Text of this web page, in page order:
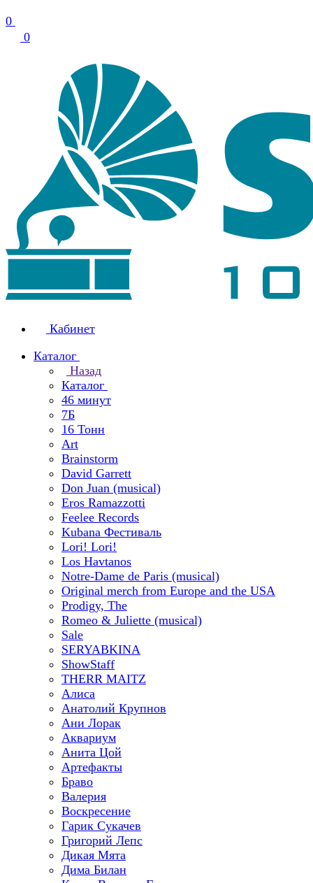
0
0
Кабинет
Каталог
Назад
Каталог
46 минут
7Б
16 Тонн
Art
Brainstorm
David Garrett
Don Juan (musical)
Eros Ramazzotti
Feelee Records
Kubana Фестиваль
Lori! Lori!
Los Havtanos
Notre-Dame de Paris (musical)
Original merch from Europe and the USA
Prodigy, The
Romeo & Juliette (musical)
Sale
SERYABKINA
ShowStaff
THERR MAITZ
Алиса
Анатолий Крупнов
Ани Лорак
Аквариум
Анита Цой
Артефакты
Браво
Валерия
Воскресение
Гарик Сукачев
Григорий Лепс
Дикая Мята
Дима Билан